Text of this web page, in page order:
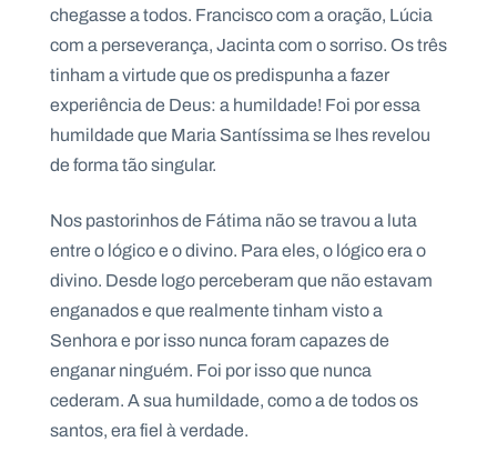
chegasse a todos. Francisco com a oração, Lúcia
com a perseverança, Jacinta com o sorriso. Os três
tinham a virtude que os predispunha a fazer
experiência de Deus: a humildade! Foi por essa
humildade que Maria Santíssima se lhes revelou
de forma tão singular.
Nos pastorinhos de Fátima não se travou a luta
entre o lógico e o divino. Para eles, o lógico era o
divino. Desde logo perceberam que não estavam
enganados e que realmente tinham visto a
Senhora e por isso nunca foram capazes de
enganar ninguém. Foi por isso que nunca
cederam. A sua humildade, como a de todos os
santos, era fiel à verdade.